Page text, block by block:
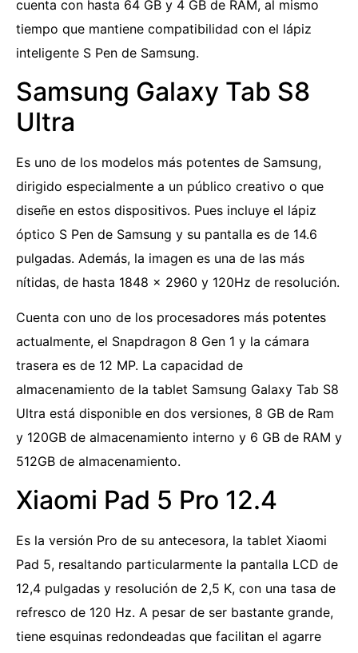
cuenta con hasta 64 GB y 4 GB de RAM, al mismo
tiempo que mantiene compatibilidad con el lápiz
inteligente S Pen de Samsung.
Samsung Galaxy Tab S8
Ultra
Es uno de los modelos más potentes de Samsung,
dirigido especialmente a un público creativo o que
diseñe en estos dispositivos. Pues incluye el lápiz
óptico S Pen de Samsung y su pantalla es de 14.6
pulgadas. Además, la imagen es una de las más
nítidas, de hasta 1848 x 2960 y 120Hz de resolución.
Cuenta con uno de los procesadores más potentes
actualmente, el Snapdragon 8 Gen 1 y la cámara
trasera es de 12 MP. La capacidad de
almacenamiento de la tablet Samsung Galaxy Tab S8
Ultra está disponible en dos versiones, 8 GB de Ram
y 120GB de almacenamiento interno y 6 GB de RAM y
512GB de almacenamiento.
Xiaomi Pad 5 Pro 12.4
Es la versión Pro de su antecesora, la tablet Xiaomi
Pad 5, resaltando particularmente la pantalla LCD de
12,4 pulgadas y resolución de 2,5 K, con una tasa de
refresco de 120 Hz. A pesar de ser bastante grande,
tiene esquinas redondeadas que facilitan el agarre